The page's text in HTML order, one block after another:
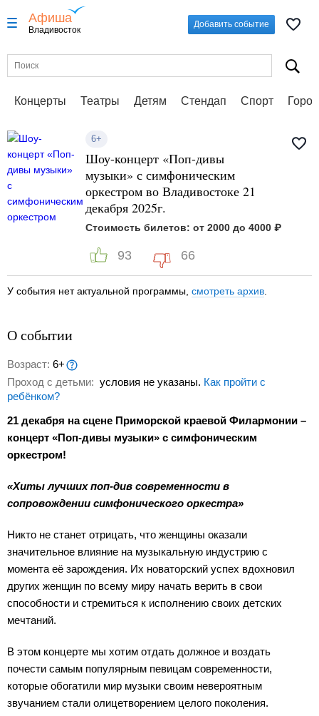
Афиша
Владивосток
Добавить событие
Концерты Театры Детям Стендап Спорт
6+
Шоу-концерт «Поп-дивы
музыки» с симфоническим
оркестром во Владивостоке 21
декабря 2025г.
Стоимость билетов: от 2000 до 4000 ₽
93 66
У события нет актуальной программы, смотреть архив
О событии
Возраст: 6+
Проход с детьми: условия не указаны. Как пройти с
ребёнком?
21 декабря на сцене Приморской краевой Филармонии –
концерт «Поп-дивы музыки» с симфоническим
оркестром!
«Хиты лучших поп-див современности в
сопровождении симфонического оркестра»
Никто не станет отрицать, что женщины оказали
значительное влияние на музыкальную индустрию с
момента её зарождения. Их новаторский успех вдохновил
других женщин по всему миру начать верить в свои
способности и стремиться к исполнению своих детских
мечтаний.
В этом концерте мы хотим отдать должное и воздать
почести самым популярным певицам современности,
которые обогатили мир музыки своим невероятным
звучанием стали олицетворением целого поколения.